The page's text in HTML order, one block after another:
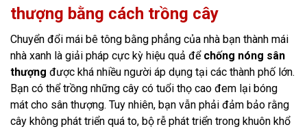
thượng bằng cách trồng cây
Chuyển đổi mái bê tông bằng phẳng của nhà bạn thành mái
nhà xanh là giải pháp cực kỳ hiệu quả để chống nóng sân
thượng được khá nhiều người áp dụng tại các thành phố lớn.
Bạn có thể trồng những cây có tuổi thọ cao đem lại bóng
mát cho sân thượng. Tuy nhiên, bạn vẫn phải đảm bảo rằng
cây không phát triển quá to, bộ rễ phát triển trong khuôn khổ